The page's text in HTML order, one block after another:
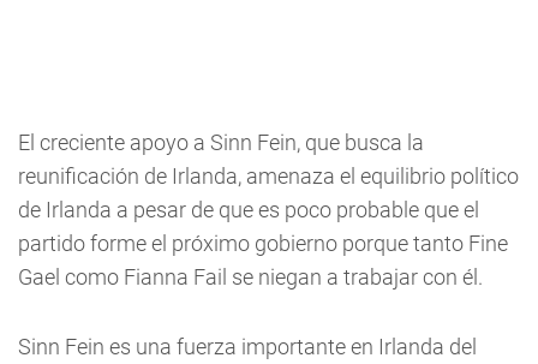
El creciente apoyo a Sinn Fein, que busca la
reunificación de Irlanda, amenaza el equilibrio político
de Irlanda a pesar de que es poco probable que el
partido forme el próximo gobierno porque tanto Fine
Gael como Fianna Fail se niegan a trabajar con él.
Sinn Fein es una fuerza importante en Irlanda del